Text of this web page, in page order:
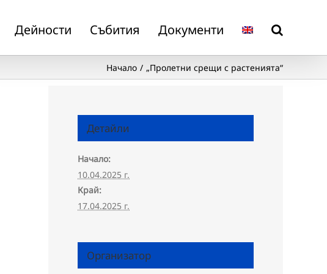
Дейности Събития Документи
Начало „Пролетни срещи с растенията“
Детайли
Начало:
10.04.2025 г.
Край:
17.04.2025 г.
Организатор